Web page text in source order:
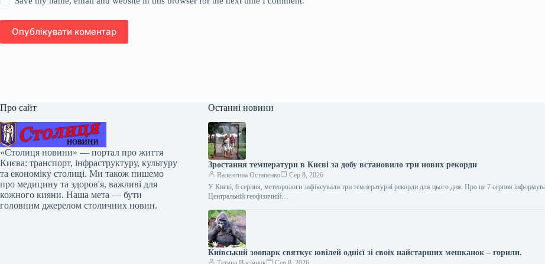
Опублікувати коментар
Про сайт
«Столиця новини» — портал про життя
Києва: транспорт, інфраструктуру, культуру
та економіку столиці. Ми також пишемо
про медицину та здоров'я, важливі для
кожного кияни. Наша мета — бути
головним джерелом столичних новин.
Останні новини
Зростання температури в Києві за добу встановило три нових рекорди
Валентина Остапенко
Сер 8, 2026
У Києві, 6 серпня, метеорологи зафіксували три температурні рекорди для цього дня. Про це 7 серпня
Центральній геофізичній…
Київський зоопарк святкує ювілей однієї зі своїх найстарших мешканок – горили.